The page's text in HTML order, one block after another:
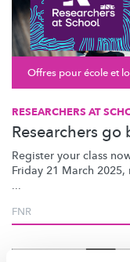
Offres pour école et
RESEARCHERS AT
Researchers
Register your class
Friday 21 March
...
FNR